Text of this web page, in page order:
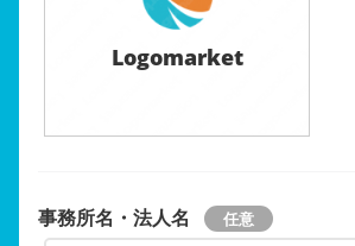
Logomarket
事務所名・法人名